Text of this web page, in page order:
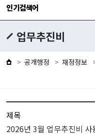
인기검색어
업무추진비
공개행정 재정정보
제목
2026년 3월 업무추진비